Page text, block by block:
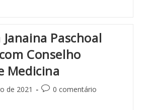
Paschoal
Conselho
Medicina
de 2021 0 comentário